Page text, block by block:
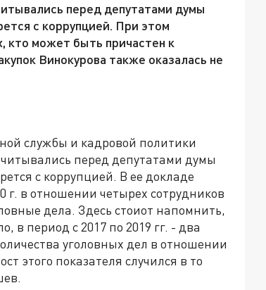
перед депутатами думы
с коррупцией. При этом
кто может быть причастен к
Винокурова также оказалась не
службы и кадровой политики
перед депутатами думы
с коррупцией. В ее докладе
г. в отношении четырех сотрудников
дела. Здесь стоиот напомнить,
в период с 2017 по 2019 гг. - два
уголовных дел в отношении
этого показателя случился в то